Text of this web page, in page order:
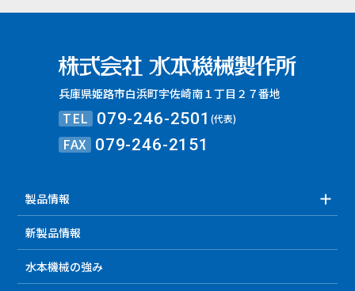
兵庫県姫路市白浜町宇佐崎南１丁目２７番地
TEL 079-246-2501(代表)
FAX 079-246-2151
製品情報
新製品情報
水本機械の強み